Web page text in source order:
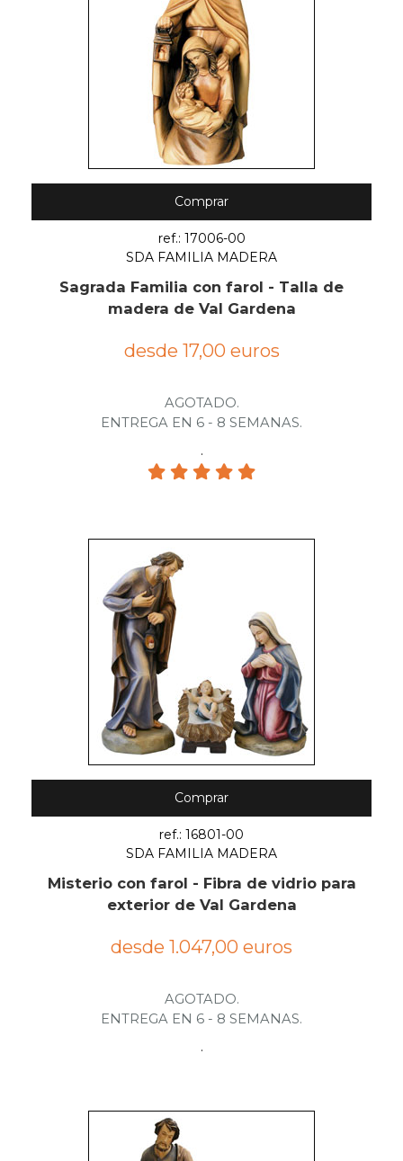
Comprar
ref.: 17006-00
SDA FAMILIA MADERA
Sagrada Familia con farol - Talla de
madera de Val Gardena
desde 17,00 euros
AGOTADO.
ENTREGA EN 6 - 8 SEMANAS.
.
Comprar
ref.: 16801-00
SDA FAMILIA MADERA
Misterio con farol - Fibra de vidrio para
exterior de Val Gardena
desde 1.047,00 euros
AGOTADO.
ENTREGA EN 6 - 8 SEMANAS.
.